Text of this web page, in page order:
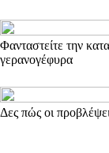
Φανταστείτε την
γερανογέφυρα
Δες πώς οι